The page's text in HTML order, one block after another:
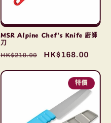
MSR Alpine Chef's Knife 廚師
刀
定
HK$210.00
售
HK$168.00
特價